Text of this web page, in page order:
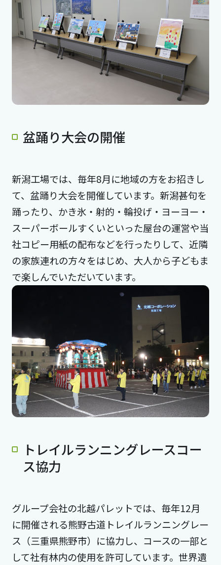
盆踊り大会の開催
新潟工場では、毎年8月に地域の方をお招きし
て、盆踊り大会を開催しています。新潟甚句を
踊ったり、かき氷・射的・輪投げ・ヨーヨー・
スーパーボールすくいといった屋台の運営や当
社コピー用紙の配布などを行ったりして、近隣
の家族連れの方々をはじめ、大人から子どもま
で楽しんでいただいています。
トレイルランニングレースコー
ス協力
グループ会社の北越パレットでは、毎年12月
に開催される熊野古道トレイルランニングレー
ス（三重県熊野市）に協力し、コースの一部と
して社有林内の使用を許可しています。世界遺